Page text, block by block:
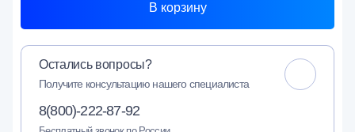
В корзину
Остались вопросы?
Получите консультацию нашего специалиста
8(800)-222-87-92